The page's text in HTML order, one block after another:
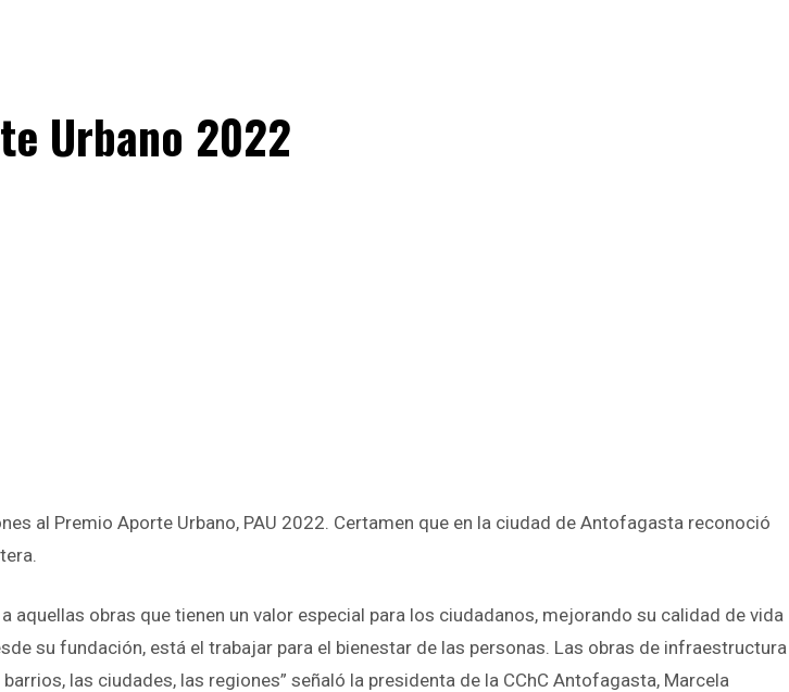
Urbano 2022
al Premio Aporte Urbano, PAU 2022. Certamen que en la ciudad de Antofagasta reconoció
aquellas obras que tienen un valor especial para los ciudadanos, mejorando su calidad de vida
su fundación, está el trabajar para el bienestar de las personas. Las obras de infraestructura
las ciudades, las regiones” señaló la presidenta de la CChC Antofagasta, Marcela